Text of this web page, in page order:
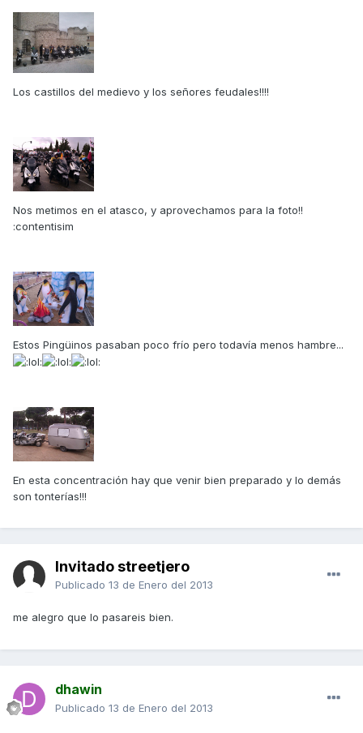
Los castillos del medievo y los señores feudales!!!!
Nos metimos en el atasco, y aprovechamos para la foto!!
:contentisim
Estos Pingüinos pasaban poco frío pero todavía menos hambre...
En esta concentración hay que venir bien preparado y lo demás
son tonterías!!!
Invitado streetjero
Publicado 13 de Enero del 2013
me alegro que lo pasareis bien.
dhawin
Publicado 13 de Enero del 2013